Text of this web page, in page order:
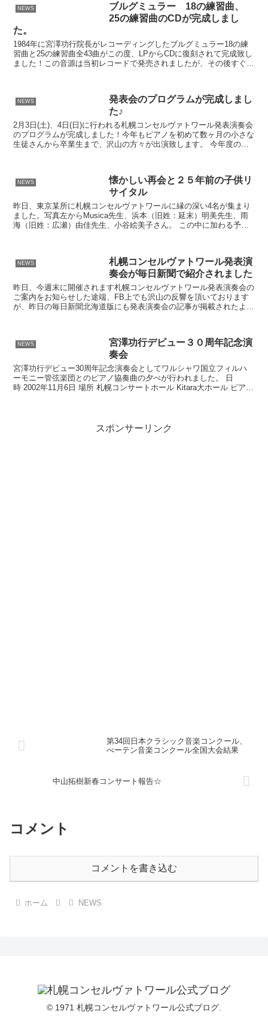
NEWS
ブルグミュラー 18の練習曲、
25の練習曲のCDが完成しまし
た。
1984年に宮澤功行院長がレコーディングしたブルグミュラー18の練
習曲と25の練習曲全43曲がこの度、LPからCDに復刻されて完成致し
ました！この音源は当初レコードで発売されましたが、その後すぐに
NEWS
発表会のプログラムが完成しまし
た♪
2月3日(土)、4日(日)に行われる札幌コンセルヴァトワール発表演奏会
のプログラムが完成しました！今年もピアノを初めて数ヶ月の小さな
生徒さんから卒業生まで、沢山の方々が出演致します。 今年度の発
NEWS
懐かしい再会と２５年前の子供リ
サイタル
昨日、東京某所に札幌コンセルヴァトワールに縁の深い4名が集まり
ました。写真左からMusica先生、浜本（旧姓：延末）明美先生、雨
海（旧姓：広瀬）由佳先生、小谷絵美子さん。 この中に加わる予定
NEWS
札幌コンセルヴァトワール発表演
奏会が毎日新聞で紹介されました
昨日、今週末に開催されます札幌コンセルヴァトワール発表演奏会の
ご案内をお知らせした途端、FB上でも沢山の反響を頂いております
が、昨日の毎日新聞北海道版にも発表演奏会の記事が掲載されたよう
NEWS
宮澤功行デビュー３０周年記念演
奏会
宮澤功行デビュー30周年記念演奏会としてワルシャワ国立フィルハ
ーモニー管弦楽団とのピアノ協奏曲の夕べが行われました。 日
時 2002年11月6日 場所 札幌コンサートホール Kitara大ホール ピア
スポンサーリンク
第34回日本クラシック音楽コンクール、
べーテン音楽コンクール全国大会結果
中山拓樹新春コンサート報告☆
コメント
コメントを書き込む
ホーム NEWS
© 1971 札幌コンセルヴァトワール公式ブログ.